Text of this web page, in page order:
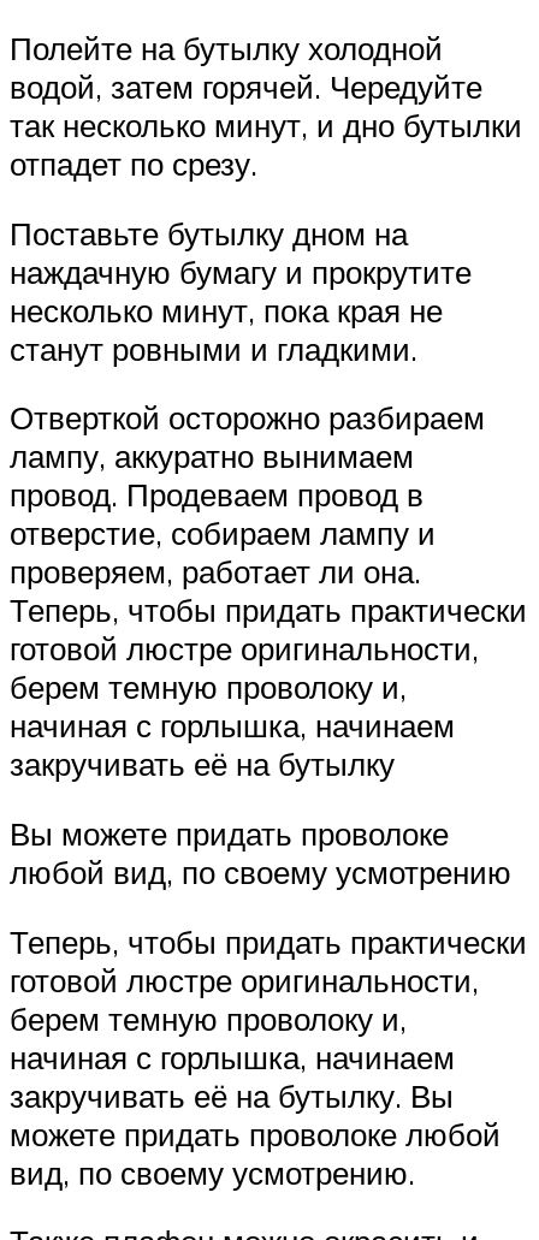
Полейте на бутылку холодной
водой, затем горячей. Чередуйте
так несколько минут, и дно бутылки
отпадет по срезу.
Поставьте бутылку дном на
наждачную бумагу и прокрутите
несколько минут, пока края не
станут ровными и гладкими.
Отверткой осторожно разбираем
лампу, аккуратно вынимаем
провод. Продеваем провод в
отверстие, собираем лампу и
проверяем, работает ли она.
Теперь, чтобы придать практически
готовой люстре оригинальности,
берем темную проволоку и,
начиная с горлышка, начинаем
закручивать её на бутылку
Вы можете придать проволоке
любой вид, по своему усмотрению
Теперь, чтобы придать практически
готовой люстре оригинальности,
берем темную проволоку и,
начиная с горлышка, начинаем
закручивать её на бутылку. Вы
можете придать проволоке любой
вид, по своему усмотрению.